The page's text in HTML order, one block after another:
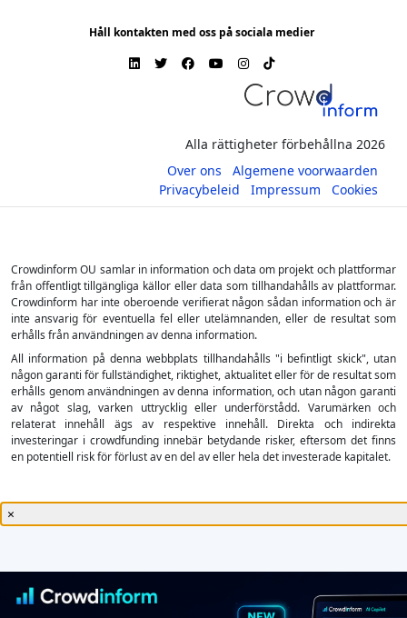
Håll kontakten med oss på sociala medier
Alla rättigheter förbehållna 2026
Over ons
Algemene voorwaarden
Privacybeleid
Impressum Cookies
Crowdinform OU samlar in information och data om projekt och plattformar
från offentligt tillgängliga källor eller data som tillhandahålls av plattformar.
Crowdinform har inte oberoende verifierat någon sådan information och är
inte ansvarig för eventuella fel eller utelämnanden, eller de resultat som
erhålls från användningen av denna information.
All information på denna webbplats tillhandahålls "i befintligt skick", utan
någon garanti för fullständighet, riktighet, aktualitet eller för de resultat som
erhålls genom användningen av denna information, och utan någon garanti
av något slag, varken uttrycklig eller underförstådd. Varumärken och
relaterat innehåll ägs av respektive innehåll. Direkta och indirekta
investeringar i crowdfunding innebär betydande risker, eftersom det finns
en potentiell risk för förlust av en del av eller hela det investerade kapitalet.
×